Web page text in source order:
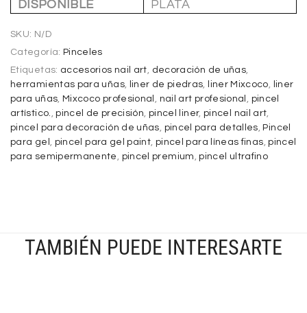
DISPONIBLE
PLATA
SKU: N/D
Categoría: Pinceles
Etiquetas: accesorios nail art, decoración de uñas,
herramientas para uñas, liner de piedras, liner Mixcoco, liner
para uñas, Mixcoco profesional , nail art profesional , pincel
artístico. ,pincel de precisión, pincel liner, pincel nail art,
pincel para decoración de uñas, pincel para detalles, Pincel
para gel , pincel para gel paint, pincel para líneas finas,pincel
para semipermanente , pincel premium ,pincel ultrafino
TAMBIÉN PUEDE INTERESARTE